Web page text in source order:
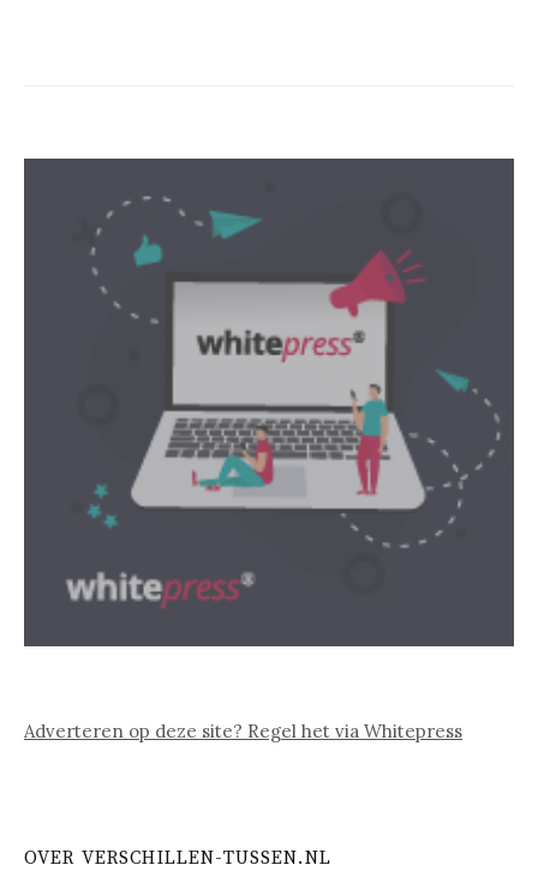
Adverteren op deze site? Regel het via Whitepress
OVER VERSCHILLEN-TUSSEN.NL